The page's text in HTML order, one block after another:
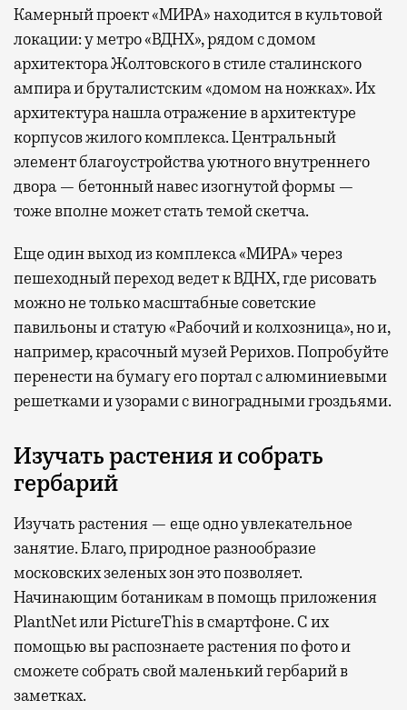
Камерный проект «МИРА» находится в культовой
локации: у метро «ВДНХ», рядом с домом
архитектора Жолтовского в стиле сталинского
ампира и бруталистским «домом на ножках». Их
архитектура нашла отражение в архитектуре
корпусов жилого комплекса. Центральный
элемент благоустройства уютного внутреннего
двора — бетонный навес изогнутой формы —
тоже вполне может стать темой скетча.
Еще один выход из комплекса «МИРА» через
пешеходный переход ведет к ВДНХ, где рисовать
можно не только масштабные советские
павильоны и статую «Рабочий и колхозница», но и,
например, красочный музей Рерихов. Попробуйте
перенести на бумагу его портал с алюминиевыми
решетками и узорами с виноградными гроздьями.
Изучать растения и собрать
гербарий
Изучать растения — еще одно увлекательное
занятие. Благо, природное разнообразие
московских зеленых зон это позволяет.
Начинающим ботаникам в помощь приложения
PlantNet или PictureThis в смартфоне. С их
помощью вы распознаете растения по фото и
сможете собрать свой маленький гербарий в
заметках.